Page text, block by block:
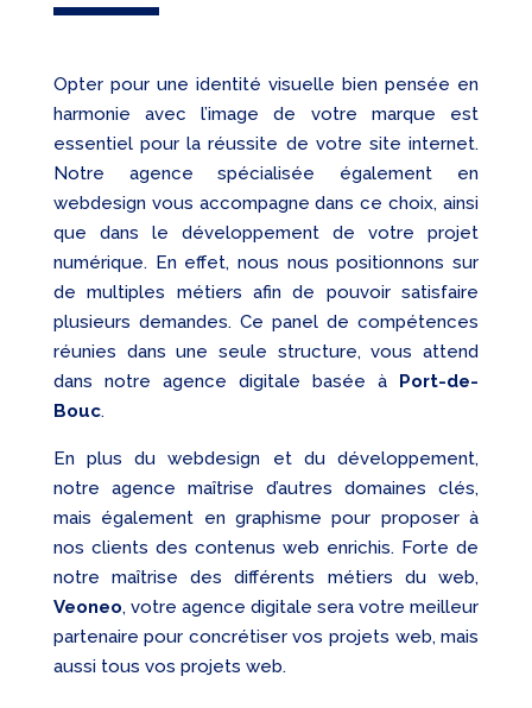
Opter pour une identité visuelle bien pensée en
harmonie avec l’image de votre marque est
essentiel pour la réussite de votre site internet.
Notre agence spécialisée également en
webdesign vous accompagne dans ce choix, ainsi
que dans le développement de votre projet
numérique. En effet, nous nous positionnons sur
de multiples métiers afin de pouvoir satisfaire
plusieurs demandes. Ce panel de compétences
réunies dans une seule structure, vous attend
dans notre agence digitale basée à Port-de-
Bouc.
En plus du webdesign et du développement,
notre agence maîtrise d’autres domaines clés,
mais également en graphisme pour proposer à
nos clients des contenus web enrichis. Forte de
notre maîtrise des différents métiers du web,
Veoneo, votre agence digitale sera votre meilleur
partenaire pour concrétiser vos projets web, mais
aussi tous vos projets web.